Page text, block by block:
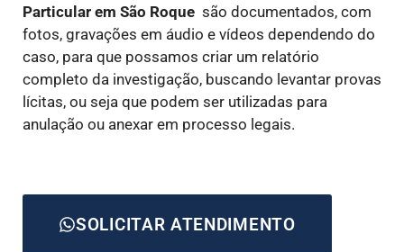
Particular em São Roque são documentados, com
fotos, gravações em áudio e vídeos dependendo do
caso, para que possamos criar um relatório
completo da investigação, buscando levantar provas
lícitas, ou seja que podem ser utilizadas para
anulação ou anexar em processo legais.
SOLICITAR ATENDIMENTO